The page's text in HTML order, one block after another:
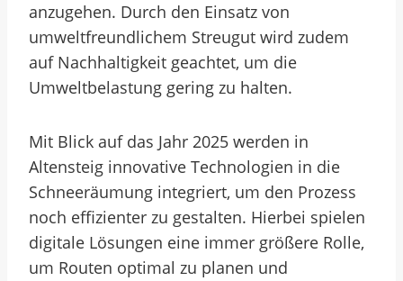
anzugehen. Durch den Einsatz von
umweltfreundlichem Streugut wird zudem
auf Nachhaltigkeit geachtet, um die
Umweltbelastung gering zu halten.
Mit Blick auf das Jahr 2025 werden in
Altensteig innovative Technologien in die
Schneeräumung integriert, um den Prozess
noch effizienter zu gestalten. Hierbei spielen
digitale Lösungen eine immer größere Rolle,
um Routen optimal zu planen und